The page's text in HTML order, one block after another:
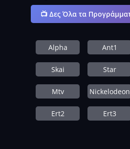
📺 Δες Όλα τα
Alpha Ant1
Skai Star
Mtv Nickelodeon
Ert2 Ert3